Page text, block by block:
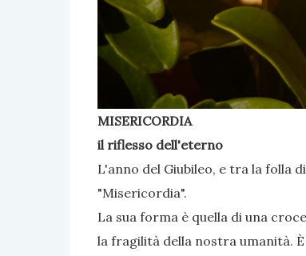
MISERICORDIA
il riflesso dell'eterno
L'anno del Giubileo, e tra la folla
"Misericordia".
La sua forma è quella di una
la fragilità della nostra umanità.